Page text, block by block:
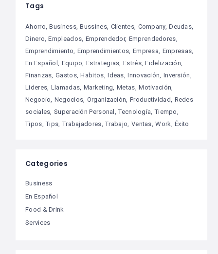
Tags
Ahorro Business Bussines Clientes Company Deudas
Dinero Empleados Emprendedor Emprendedores
Emprendimiento Emprendimientos Empresa Empresas
En Español Equipo Estrategias Estrés Fidelización
Finanzas Gastos Habitos Ideas Innovación Inversión
Lideres Llamadas Marketing Metas Motivación
Negocio Negocios Organización Productividad Redes
sociales Superación Personal Tecnología Tiempo
Tipos Tips Trabajadores Trabajo Ventas Work Éxito
Categories
Business
En Español
Food & Drink
Services